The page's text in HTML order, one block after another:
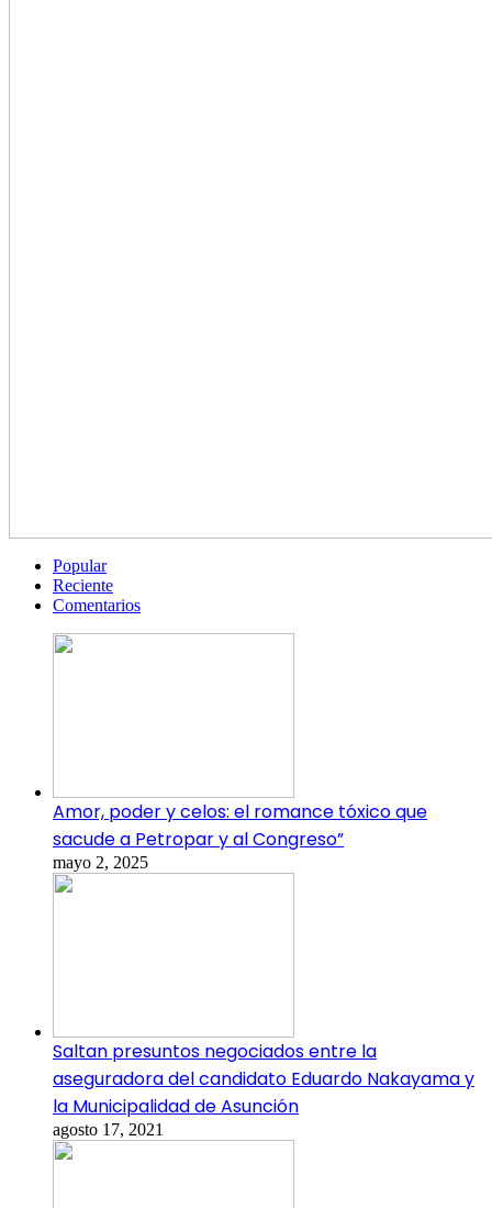
Popular
Reciente
Comentarios
Amor, poder y celos: el romance tóxico que
sacude a Petropar y al Congreso”
mayo 2, 2025
Saltan presuntos negociados entre la
aseguradora del candidato Eduardo Nakayama y
la Municipalidad de Asunción
agosto 17, 2021